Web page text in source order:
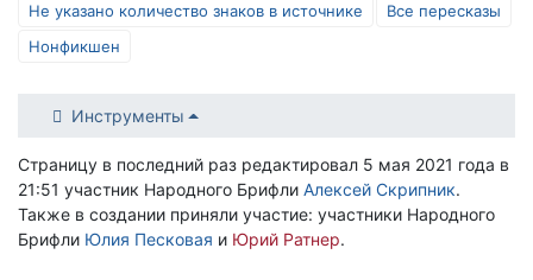
Не указано количество знаков в источнике
Все пересказы
Нонфикшен
Инструменты
Страницу в последний раз редактировал 5 мая 2021 года в
21:51 участник Народного Брифли Алексей Скрипник.
Также в создании приняли участие: участники Народного
Брифли Юлия Песковая и Юрий Ратнер.